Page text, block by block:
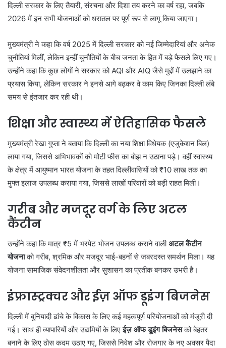
दिल्ली सरकार के लिए तैयारी, संरचना और दिशा तय करने का वर्ष रहा, जबकि
2026 में इन सभी योजनाओं को धरातल पर पूर्ण रूप से लागू किया जाएगा।
मुख्यमंत्री ने कहा कि वर्ष 2025 में दिल्ली सरकार को नई जिम्मेदारियां और अनेक
चुनौतियां मिलीं, लेकिन इन्हीं चुनौतियों के बीच जनता के हित में बड़े फैसले लिए गए।
उन्होंने कहा कि कुछ लोगों ने सरकार को AQI और AIQ जैसे मुद्दों में उलझाने का
प्रयास किया, लेकिन सरकार ने इनसे आगे बढ़कर वे काम किए जिनका दिल्ली लंबे
समय से इंतजार कर रही थी।
शिक्षा और स्वास्थ्य में ऐतिहासिक फैसले
मुख्यमंत्री रेखा गुप्ता ने बताया कि दिल्ली का नया शिक्षा विधेयक (एजुकेशन बिल)
लाया गया, जिससे अभिभावकों को मोटी फीस का बोझ न उठाना पड़े। वहीं स्वास्थ्य
के क्षेत्र में आयुष्मान भारत योजना के तहत दिल्लीवासियों को ₹10 लाख तक का
मुफ्त इलाज उपलब्ध कराया गया, जिससे लाखों परिवारों को बड़ी राहत मिली।
गरीब और मजदूर वर्ग के लिए अटल
कैंटीन
उन्होंने कहा कि मात्र ₹5 में भरपेट भोजन उपलब्ध कराने वालीअटल कैंटीन
योजनाको गरीब, श्रमिक और मजदूर भाई-बहनों से जबरदस्त समर्थन मिला। यह
योजना सामाजिक संवेदनशीलता और सुशासन का प्रतीक बनकर उभरी है।
इंफ्रास्ट्रक्चर और ईज़ ऑफ डूइंग बिजनेस
दिल्ली में बुनियादी ढांचे के विकास के लिए कई महत्वपूर्ण परियोजनाओं को मंजूरी दी
गई। साथ ही व्यापारियों और उद्यमियों के लिएईज़ ऑफ डूइंग बिजनेसको बेहतर
बनाने के लिए ठोस कदम उठाए गए, जिससे निवेश और रोजगार के नए अवसर पैदा